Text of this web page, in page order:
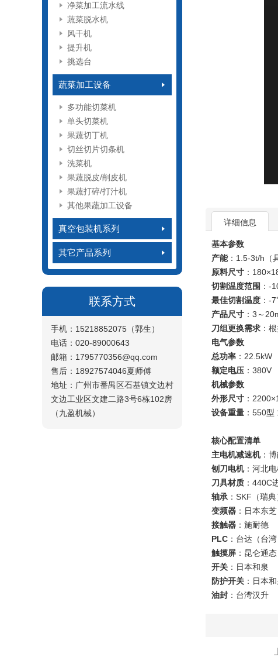
净菜加工流水线
蔬菜脱水机
风干机
提升机
挑选台
蔬菜加工设备
多功能切菜机
单头切菜机
果蔬切丁机
切丝切片切条机
洗菜机
果蔬脱皮/削皮机
果蔬打碎/打汁机
其他果蔬加工设备
真空包装机系列
其它产品系列
联系方式
手机：15218852075（郭生）
电话：020-89000643
邮箱：1795770356@qq.com
售后：18927574046夏师傅
地址：广州市番禺区石基镇文边村
文边工业区文建二路3号6栋102房
（九盈机械）
详细信息
基本参数
产能：1.5-3t/h（
原料尺寸 ：
切割温度范围 ：-
最佳切割温度 ：-
产品尺寸 ：3～
刀组更换需求 ：
电气参数
总功率 ：22.5kW
额定电压 ：380V
机械参数
外形尺寸 ：
设备重量 ：550
核心配置清单
主电机减速机：
刨刀电机：河北
刀具材质 ：440C
轴承 ：SKF（瑞
变频器 ：日本东芝
接触器 ：施耐德
PLC ：台达（台湾
触摸屏 ：昆仑通态
开关 ：日本和泉
防护开关 ：日本
油封 ：台湾汉升